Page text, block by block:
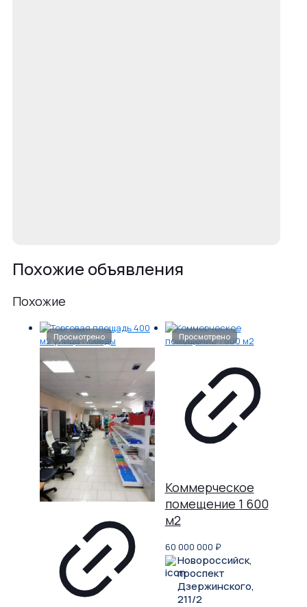
Похожие объявления
Похожие
Коммерческое
помещение 1 600
м2
60 000 000 ₽
Новороссийск,
проспект
Дзержинского,
211/2